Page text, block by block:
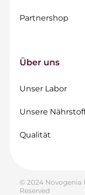
Partnershop
Über uns
Unser Labor
Unsere
Qualität
© 2024 Novogenia
Reserved